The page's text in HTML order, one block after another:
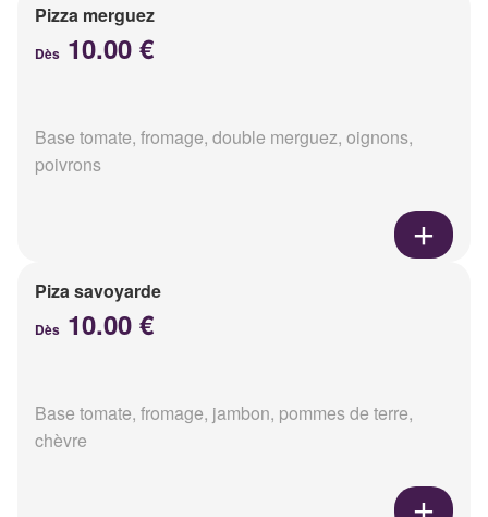
Pizza merguez
Dès 10.00 €
Base tomate, fromage, double merguez, oignons,
poivrons
Piza savoyarde
Dès 10.00 €
Base tomate, fromage, jambon, pommes de terre,
chèvre